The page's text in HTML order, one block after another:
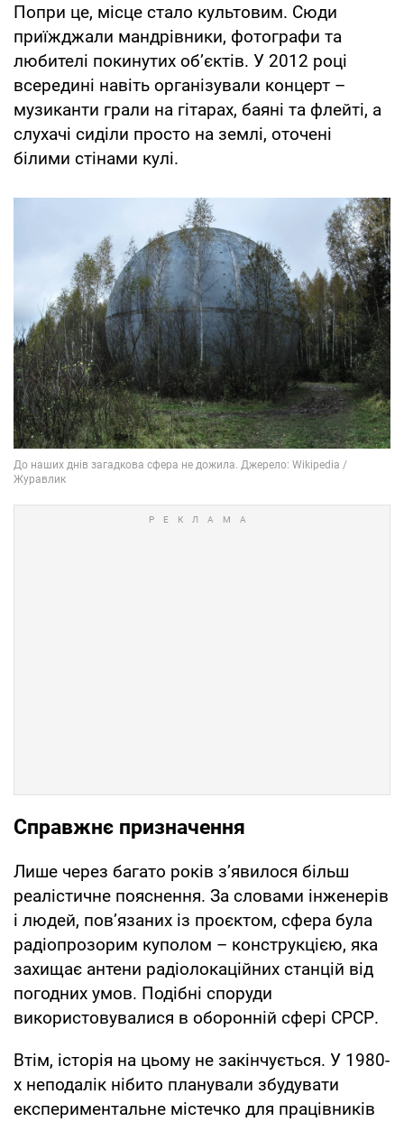
Попри це, місце стало культовим. Сюди
приїжджали мандрівники, фотографи та
любителі покинутих об’єктів. У 2012 році
всередині навіть організували концерт –
музиканти грали на гітарах, баяні та флейті, а
слухачі сиділи просто на землі, оточені
білими стінами кулі.
Справжнє призначення
Лише через багато років з’явилося більш
реалістичне пояснення. За словами інженерів
і людей, пов’язаних із проєктом, сфера була
радіопрозорим куполом – конструкцією, яка
захищає антени радіолокаційних станцій від
погодних умов. Подібні споруди
використовувалися в оборонній сфері СРСР.
Втім, історія на цьому не закінчується. У 1980-
х неподалік нібито планували збудувати
експериментальне містечко для працівників